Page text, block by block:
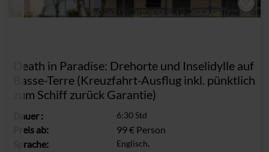
Death in Paradise: Drehorte und Inselidylle auf
Basse-Terre (Kreuzfahrt-Ausflug inkl. pünktlich
zum Schiff zurück Garantie)
Sprache:
Dauer:
Preis ab:
Englisch,
6:30 Std
99 € Person